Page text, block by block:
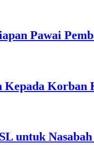
Pawai
untuk